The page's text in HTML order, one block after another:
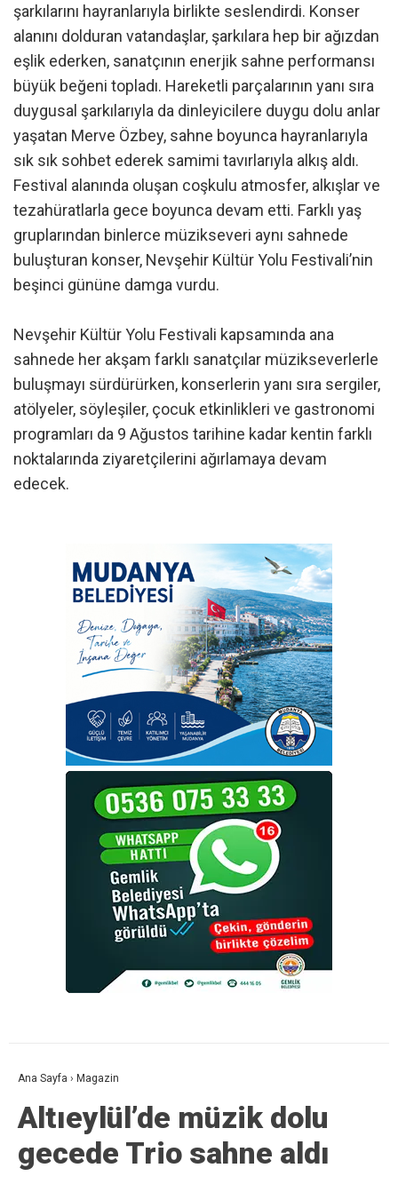
şarkılarını hayranlarıyla birlikte seslendirdi. Konser
alanını dolduran vatandaşlar, şarkılara hep bir ağızdan
eşlik ederken, sanatçının enerjik sahne performansı
büyük beğeni topladı. Hareketli parçalarının yanı sıra
duygusal şarkılarıyla da dinleyicilere duygu dolu anlar
yaşatan Merve Özbey, sahne boyunca hayranlarıyla
sık sık sohbet ederek samimi tavırlarıyla alkış aldı.
Festival alanında oluşan coşkulu atmosfer, alkışlar ve
tezahüratlarla gece boyunca devam etti. Farklı yaş
gruplarından binlerce müzikseveri aynı sahnede
buluşturan konser, Nevşehir Kültür Yolu Festivali’nin
beşinci gününe damga vurdu.
Nevşehir Kültür Yolu Festivali kapsamında ana
sahnede her akşam farklı sanatçılar müzikseverlerle
buluşmayı sürdürürken, konserlerin yanı sıra sergiler,
atölyeler, söyleşiler, çocuk etkinlikleri ve gastronomi
programları da 9 Ağustos tarihine kadar kentin farklı
noktalarında ziyaretçilerini ağırlamaya devam
edecek.
Ana Sayfa › Magazin
Altıeylül’de müzik dolu
gecede Trio sahne aldı